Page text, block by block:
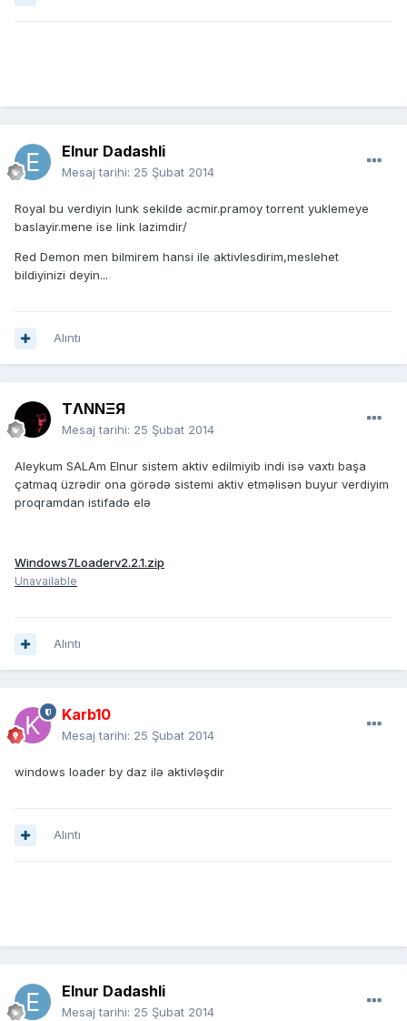
Elnur Dadashli
Mesaj tarihi: 25 Şubat 2014
Royal bu verdiyin lunk sekilde acmir.pramoy torrent yuklemeye
baslayir.mene ise link lazimdir/
Red Demon men bilmirem hansi ile aktivlesdirim,meslehet
bildiyinizi deyin...
Alıntı
TΛNNΞЯ
Mesaj tarihi: 25 Şubat 2014
Aleykum SALAm Elnur sistem aktiv edilmiyib indi isə vaxtı başa
çatmaq üzrədir ona görədə sistemi aktiv etməlisən buyur verdiyim
proqramdan istifadə elə
Windows7Loaderv2.2.1.zip
Unavailable
Alıntı
Karb10
Mesaj tarihi: 25 Şubat 2014
windows loader by daz ilə aktivləşdir
Alıntı
Elnur Dadashli
Mesaj tarihi: 25 Şubat 2014